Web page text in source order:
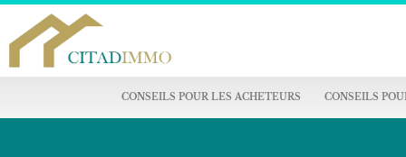
CONSEILS POUR LES ACHETEURS CONSEILS